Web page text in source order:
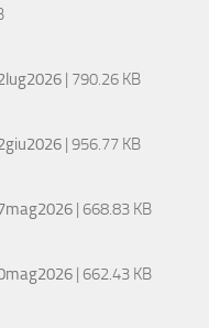
| 790.26 KB
| 956.77 KB
| 668.83 KB
| 662.43 KB